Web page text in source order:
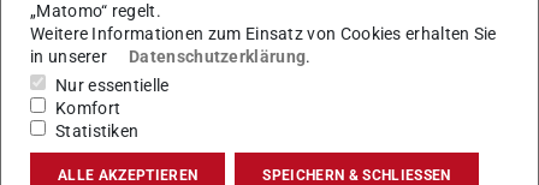
Außerfachliche Kooperationsworkshops
Gründungsförderung und Innovationsmanagement –
HIGHEST
Start-up & Innovation Day am 26. September 2024
TU-Ideenwettbewerb 2024
TUDa Spin-Off Label
„Matomo“ regelt.
Weitere Informationen zum Einsatz von Cookies erhalten Sie
in unserer
Datenschutzerklärung.
Nur essentielle
Komfort
Statistiken
ALLE AKZEPTIEREN SPEICHERN & SCHLIESSEN